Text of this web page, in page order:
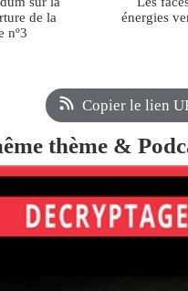
de la
nº3
énergies
Copier le lien
thème &